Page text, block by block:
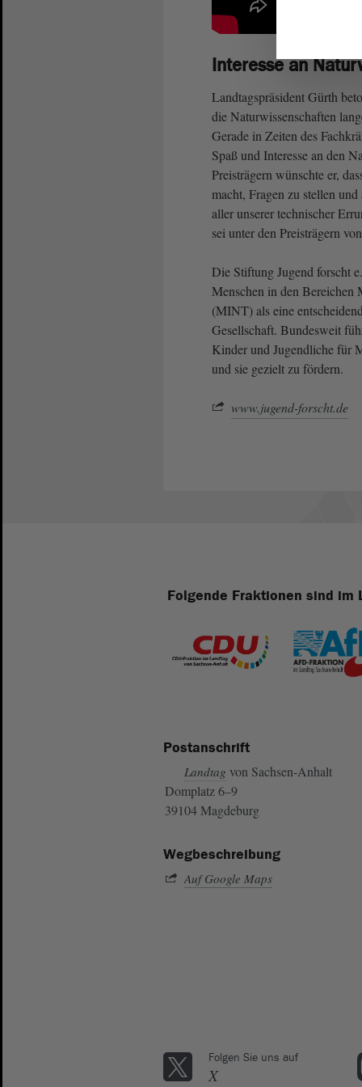
Interesse an
Landtagspräsident Gürth
die Naturwissenschaften
Gerade in Zeiten des
Spaß und Interesse an den
Preisträgern wünschte er,
macht, Fragen zu stellen
aller unserer technischer
sei unter den Preisträgern
Die Stiftung Jugend forscht
Menschen in den Bereichen
(MINT) als eine
Gesellschaft. Bundesweit
Kinder und Jugendliche für
und sie gezielt zu fördern.
www.jugend-forscht.de
Folgende Fraktionen sind im
Postanschrift
Landtag von Sachsen-Anhalt
Domplatz 6–9
39104 Magdeburg
Wegbeschreibung
Auf Google Maps
Folgen Sie uns auf
X